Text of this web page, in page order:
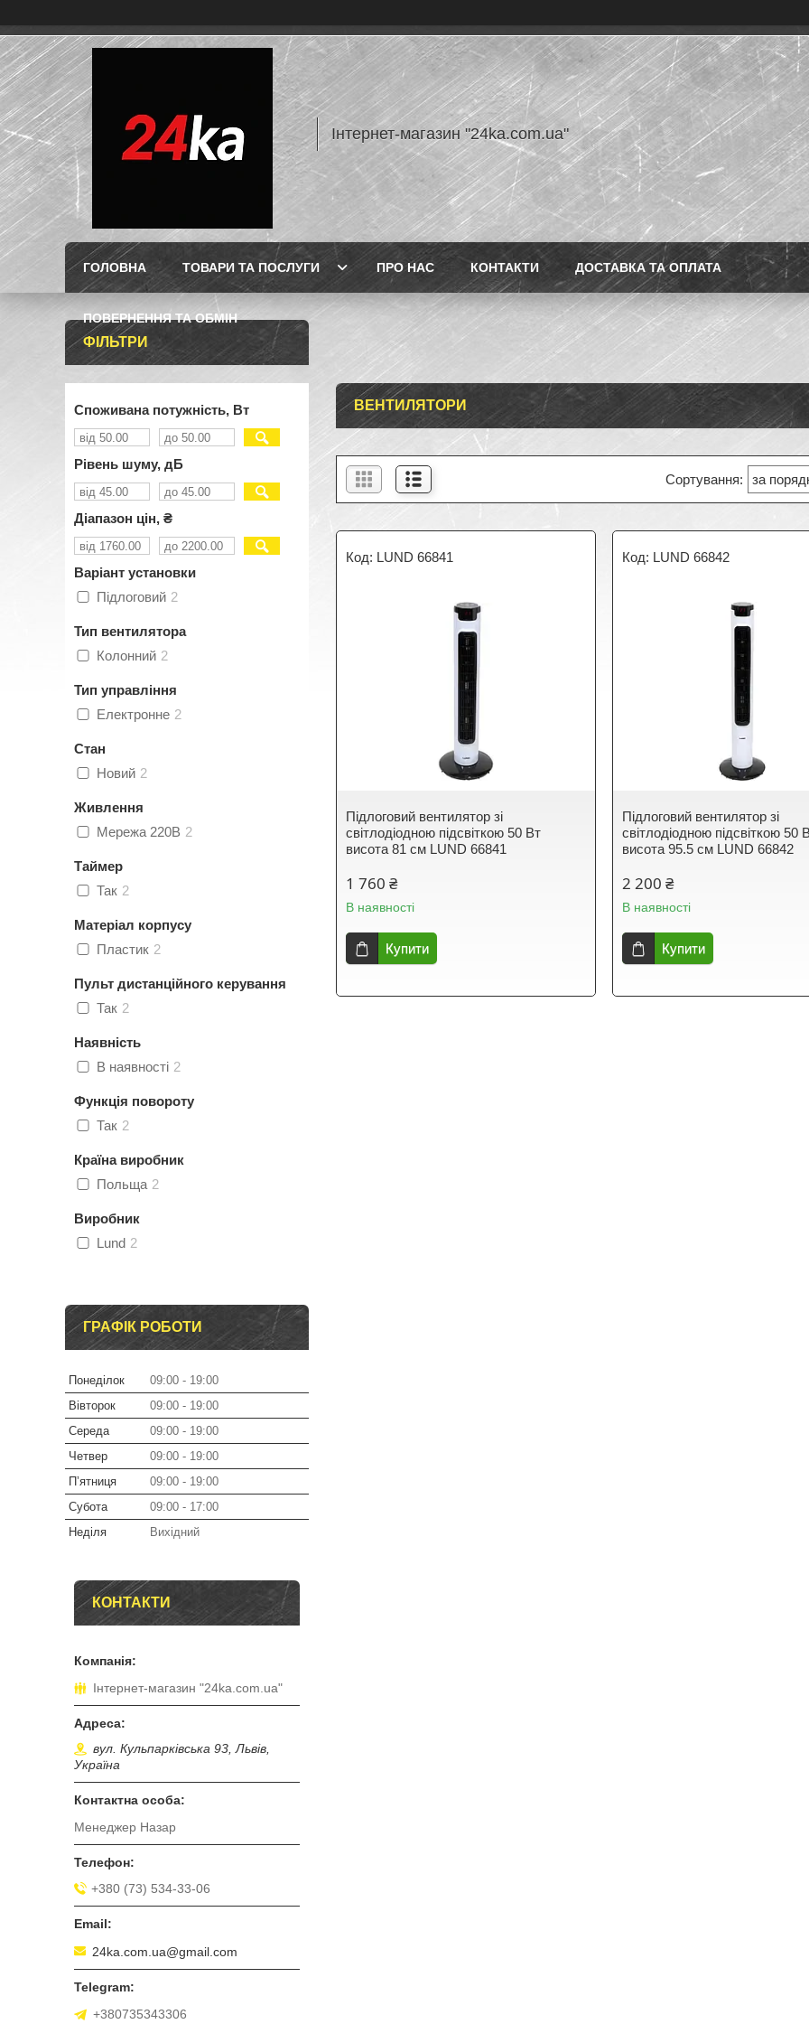
Інтернет-магазин "24ka.com.ua"
ГОЛОВНА ТОВАРИ ТА ПОСЛУГИ ПРО НАС КОНТАКТИ ДОСТАВКА ТА ОПЛАТА
ПОВЕРНЕННЯ ТА ОБМІН
ВЕНТИЛЯТОРИ
LUND 66841
Підлоговий вентилятор зі
світлодіодною підсвіткою 50 Вт
висота 81 см LUND 66841
1 760 ₴
В наявності
Купити
LUND 66842
Підлоговий вентилятор зі
світлодіодною підсвіткою 50
висота 95.5 см LUND 66842
2 200 ₴
В наявності
Купити
ФІЛЬТРИ
Споживана потужність, Вт
Рівень шуму, дБ
Діапазон цін, ₴
Варіант установки
Підлоговий 2
Тип вентилятора
Колонний 2
Тип управління
Електронне 2
Стан
Новий 2
Живлення
Мережа 220В 2
Таймер
Так 2
Матеріал корпусу
Пластик 2
Пульт дистанційного керування
Так 2
Наявність
В наявності 2
Функція повороту
Так 2
Країна виробник
Польща 2
Виробник
Lund 2
ГРАФІК РОБОТИ
Понеділок 09:00
19:00
Вівторок
09:00
19:00
Середа
09:00
19:00
Четвер
09:00
19:00
Пʼятниця
09:00
19:00
Субота
09:00
17:00
Неділя
Вихідний
КОНТАКТИ
Інтернет-магазин "24ka.com.ua"
вул. Кульпарківська 93, Львів,
Україна
Менеджер Назар
+380 (73) 534-33-06
24ka.com.ua@gmail.com
+380735343306